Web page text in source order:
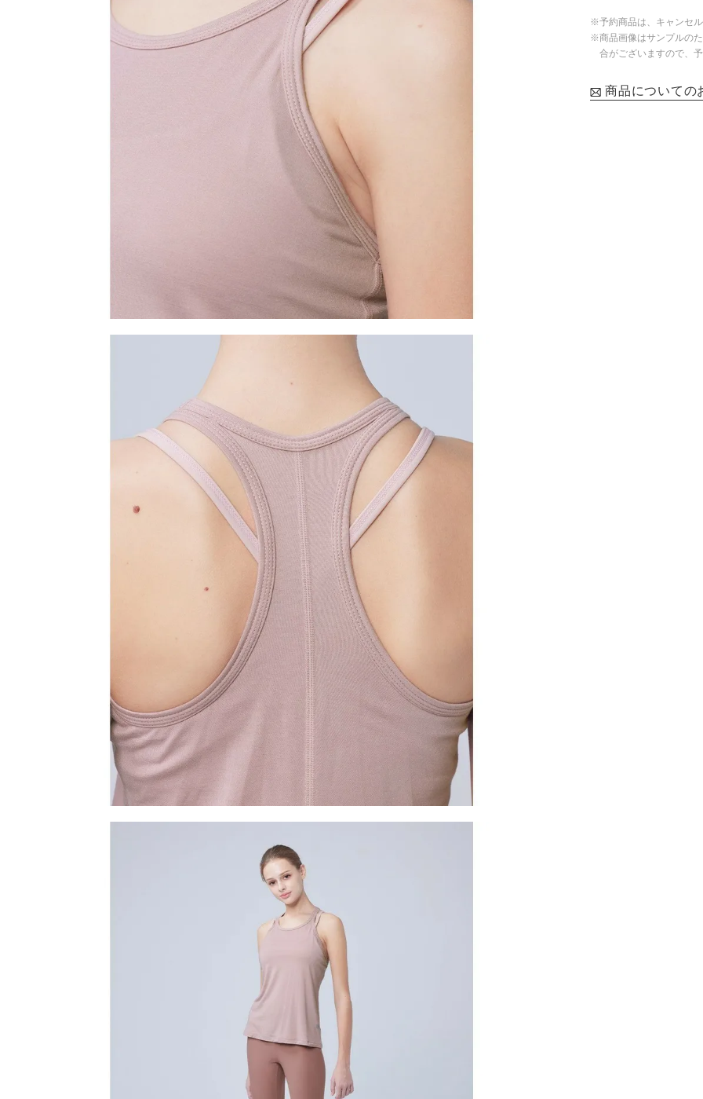
※予約商品は、キャンセル
※商品画像はサンプルの
合がございますので、
商品についての